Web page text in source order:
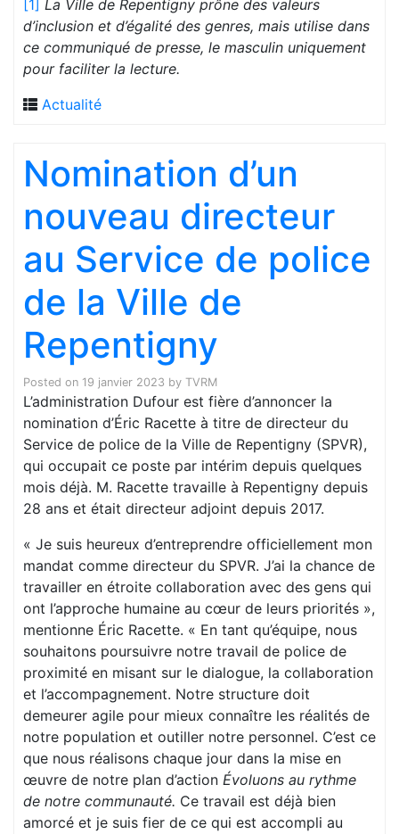
[1] La Ville de Repentigny prône des valeurs
d’inclusion et d’égalité des genres, mais utilise dans
ce communiqué de presse, le masculin uniquement
pour faciliter la lecture.
Actualité
Nomination d’un
nouveau directeur
au Service de police
de la Ville de
Repentigny
Posted on 19 janvier 2023 by TVRM
L’administration Dufour est fière d’annoncer la
nomination d’Éric Racette à titre de directeur du
Service de police de la Ville de Repentigny (SPVR),
qui occupait ce poste par intérim depuis quelques
mois déjà. M. Racette travaille à Repentigny depuis
28 ans et était directeur adjoint depuis 2017.
« Je suis heureux d’entreprendre officiellement mon
mandat comme directeur du SPVR. J’ai la chance de
travailler en étroite collaboration avec des gens qui
ont l’approche humaine au cœur de leurs priorités »,
mentionne Éric Racette. « En tant qu’équipe, nous
souhaitons poursuivre notre travail de police de
proximité en misant sur le dialogue, la collaboration
et l’accompagnement. Notre structure doit
demeurer agile pour mieux connaître les réalités de
notre population et outiller notre personnel. C’est ce
que nous réalisons chaque jour dans la mise en
œuvre de notre plan d’action Évoluons au rythme
de notre communauté. Ce travail est déjà bien
amorcé et je suis fier de ce qui est accompli au